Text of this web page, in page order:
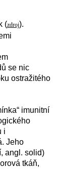
(zdroj).
se nic
ostražitého
imunitní
i
Jeho
angl. solid)
tkáň,